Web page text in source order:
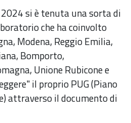
si è tenuta una sorta di
che ha coinvolto
Modena, Reggio Emilia,
Bomporto,
Unione Rubicone e
il proprio PUG (Piano
attraverso il documento di